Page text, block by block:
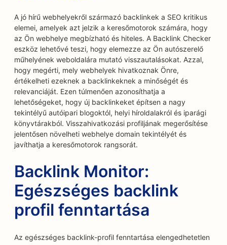
A jó hírű webhelyekről származó backlinkek a SEO kritikus
elemei, amelyek azt jelzik a keresőmotorok számára, hogy
az Ön webhelye megbízható és hiteles. A Backlink Checker
eszköz lehetővé teszi, hogy elemezze az Ön autószerelő
műhelyének weboldalára mutató visszautalásokat. Azzal,
hogy megérti, mely webhelyek hivatkoznak Önre,
értékelheti ezeknek a backlinkeknek a minőségét és
relevanciáját. Ezen túlmenően azonosíthatja a
lehetőségeket, hogy új backlinkeket építsen a nagy
tekintélyű autóipari blogoktól, helyi híroldalakról és iparági
könyvtárakból. Visszahivatkozási profiljának megerősítése
jelentősen növelheti webhelye domain tekintélyét és
javíthatja a keresőmotorok rangsorát.
Backlink Monitor:
Egészséges backlink
profil fenntartása
Az egészséges backlink-profil fenntartása elengedhetetlen